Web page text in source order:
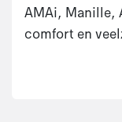
AMAi, Manille,
comfort en